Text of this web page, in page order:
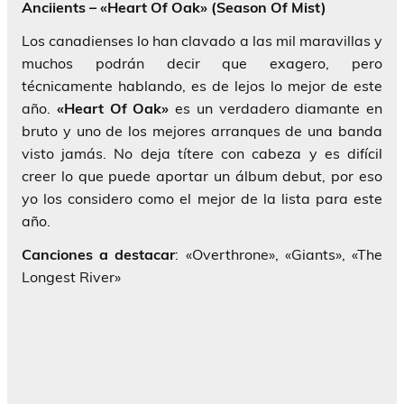
Anciients – «Heart Of Oak» (Season Of Mist)
Los canadienses lo han clavado a las mil maravillas y
muchos podrán decir que exagero, pero
técnicamente hablando, es de lejos lo mejor de este
año. «Heart Of Oak» es un verdadero diamante en
bruto y uno de los mejores arranques de una banda
visto jamás. No deja títere con cabeza y es difícil
creer lo que puede aportar un álbum debut, por eso
yo los considero como el mejor de la lista para este
año.
Canciones a destacar: «Overthrone», «Giants», «The
Longest River»